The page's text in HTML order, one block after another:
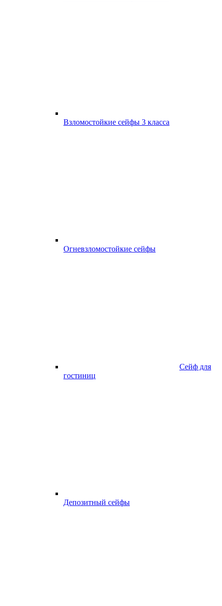
Взломостойкие сейфы 3 класса
Огневзломостойкие сейфы
Сейф для
гостиниц
Депозитный сейфы